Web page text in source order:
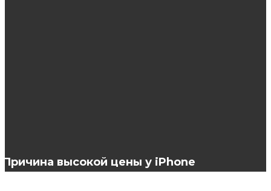
Причина высокой цены у iPhone